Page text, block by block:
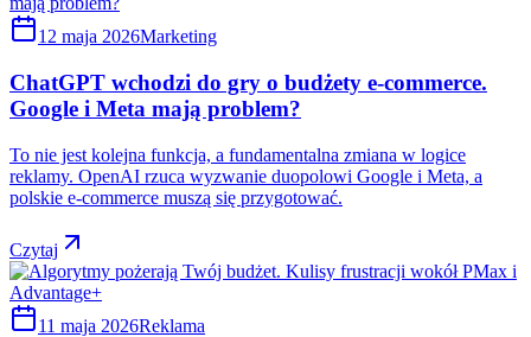
12 maja 2026Marketing
ChatGPT wchodzi do gry o budżety e-commerce.
Google i Meta mają problem?
To nie jest kolejna funkcja, a fundamentalna zmiana w logice
reklamy. OpenAI rzuca wyzwanie duopolowi Google i Meta, a
polskie e-commerce muszą się przygotować.
Czytaj
11 maja 2026Reklama